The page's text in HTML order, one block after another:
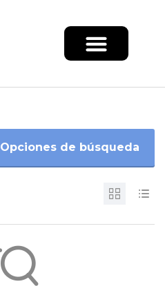
Opciones de búsqueda